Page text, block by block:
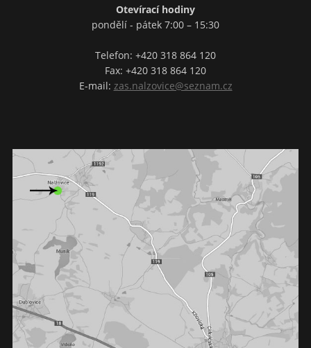
Otevírací hodiny
pondělí - pátek 7:00 – 15:30
Telefon: +420 318 864 120
Fax: +420 318 864 120
E-mail: zas.nalzovice@seznam.cz